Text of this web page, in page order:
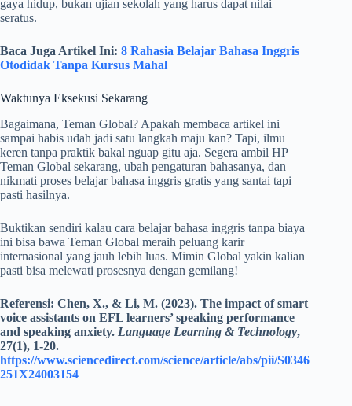
gaya hidup, bukan ujian sekolah yang harus dapat nilai
seratus.
Baca Juga Artikel Ini: 8 Rahasia Belajar Bahasa Inggris
Otodidak Tanpa Kursus Mahal
Waktunya Eksekusi Sekarang
Bagaimana, Teman Global? Apakah membaca artikel ini
sampai habis udah jadi satu langkah maju kan? Tapi, ilmu
keren tanpa praktik bakal nguap gitu aja. Segera ambil HP
Teman Global sekarang, ubah pengaturan bahasanya, dan
nikmati proses belajar bahasa inggris gratis yang santai tapi
pasti hasilnya.
Buktikan sendiri kalau cara belajar bahasa inggris tanpa biaya
ini bisa bawa Teman Global meraih peluang karir
internasional yang jauh lebih luas. Mimin Global yakin kalian
pasti bisa melewati prosesnya dengan gemilang!
Referensi: Chen, X., & Li, M. (2023). The impact of smart
voice assistants on EFL learners’ speaking performance
and speaking anxiety. Language Learning & Technology,
27(1), 1-20.
https://www.sciencedirect.com/science/article/abs/pii/S0346
251X24003154